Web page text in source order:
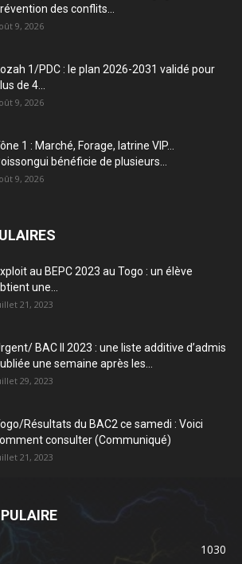
des conflits...
9, 2026
1/PDC : le plan 2026-2031 validé pour
de 4...
9, 2026
1 : Marché, Forage, latrine VIP…
bénéficie de plusieurs...
9, 2026
au BEPC 2023 au Togo : un élève
une...
21, 2023
BAC II 2023 : une liste additive d’admis
une semaine après les...
29, 2023
Résultats du BAC2 ce samedi : Voici
consulter (Communiqué)
21, 2023
1030